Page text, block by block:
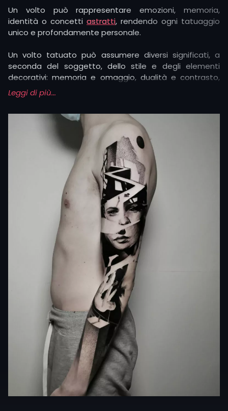
Un volto può rappresentare emozioni, memoria,
identità o concetti astratti, rendendo ogni tatuaggio
unico e profondamente personale.
Un volto tatuato può assumere diversi significati, a
seconda del soggetto, dello stile e degli elementi
decorativi: memoria e omaggio, dualità e contrasto,
forza e coraggio, mistero e psiche, arte e creatività
sono solo alcuni dei concetti rappresentati dai
Accanto a questi significati generali, i tatuaggi con volti
assumono connotazioni diverse a seconda del
soggetto rappresentato:
Volti di persone care: sono tra i tattoo più intimi
e personali, scelti per rendere eterno il ricordo di
una persona amata o di qualcuno che ha avuto
un ruolo fondamentale nella vita di chi li porta.
Spesso realizzati instile realistico
vero tributo alla memoria.
Figure iconiche: possono essere artisti, leader o
personaggi che hanno segnato la storia e la
cultura. In questo caso il tatuaggio diventa un
simbolo di ispirazione, ribellione o appartenenza
a un ideale.
Leggi di più...